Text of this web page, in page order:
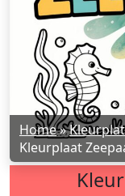
Home»
Kleurplaat